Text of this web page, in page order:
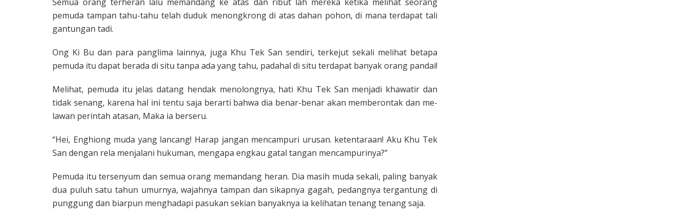
pemuda tampan tahu-tahu telah duduk menongkrong di atas dahan pohon, di mana terdapat tali
gantungan tadi.
Ong Ki Bu dan para panglima lainnya, juga Khu Tek San sendiri, terkejut sekali melihat betapa
pemuda itu dapat berada di situ tanpa ada yang tahu, padahal di situ terdapat banyak orang pandai!
Melihat, pemuda itu jelas datang hen­dak menolongnya, hati Khu Tek San menjadi khawatir dan
tidak senang, ka­rena hal ini tentu saja berarti bahwa dia benar-benar akan memberontak dan me­
lawan perintah atasan, Maka ia berseru.
“Hei, Enghiong muda yang lancang! Harap jangan mencampuri urusan. keten­taraan! Aku Khu Tek
San dengan rela menjalani hukuman, mengapa engkau gatal tangan mencampurinya?”
Pemuda itu tersenyum dan semua orang memandang heran. Dia masih muda sekali, paling banyak
dua puluh satu tahun umurnya, wajahnya tampan dan sikapnya gagah, pedangnya tergantung di
punggung dan biarpun menghadapi pasu­kan sekian banyaknya ia kelihatan tenang tenang saja.